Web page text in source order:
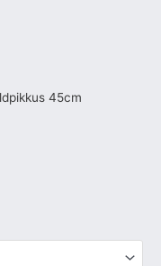
45cm